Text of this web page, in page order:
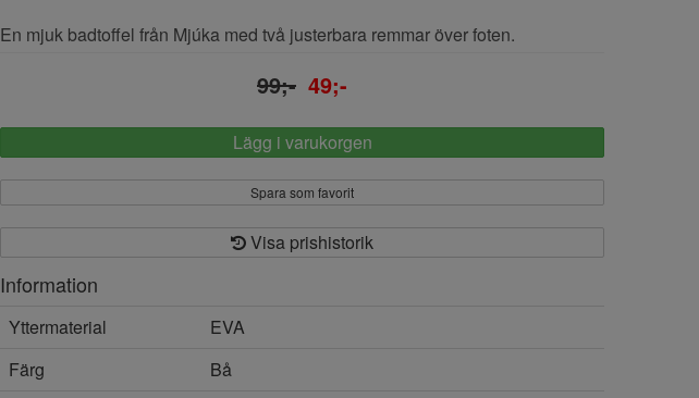
En mjuk badtoffel från Mjúka med två justerbara remmar över foten.
99;- 49;-
Lägg i varukorgen
Spara som favorit
Visa prishistorik
Information
Yttermaterial
EVA
Färg
Bå